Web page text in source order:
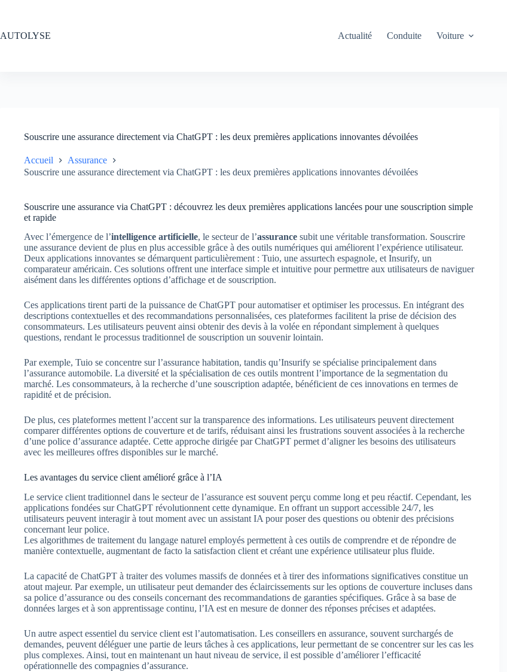
AUTOLYSE
Actualité Conduite Voiture
Souscrire une assurance directement via ChatGPT : les deux premières applications innovantes dévoilées
Accueil
Assurance
Souscrire une assurance directement via ChatGPT : les deux premières applications innovantes dévoilées
Souscrire une assurance via ChatGPT : découvrez les deux premières applications lancées pour une souscription simple
et rapide
Avec l’émergence de l’intelligence artificielle, le secteur de l’assurance subit une véritable transformation. Souscrire
une assurance devient de plus en plus accessible grâce à des outils numériques qui améliorent l’expérience utilisateur.
Deux applications innovantes se démarquent particulièrement : Tuio, une assurtech espagnole, et Insurify, un
comparateur américain. Ces solutions offrent une interface simple et intuitive pour permettre aux utilisateurs de naviguer
aisément dans les différentes options d’affichage et de souscription.
Ces applications tirent parti de la puissance de ChatGPT pour automatiser et optimiser les processus. En intégrant des
descriptions contextuelles et des recommandations personnalisées, ces plateformes facilitent la prise de décision des
consommateurs. Les utilisateurs peuvent ainsi obtenir des devis à la volée en répondant simplement à quelques
questions, rendant le processus traditionnel de souscription un souvenir lointain.
Par exemple, Tuio se concentre sur l’assurance habitation, tandis qu’Insurify se spécialise principalement dans
l’assurance automobile. La diversité et la spécialisation de ces outils montrent l’importance de la segmentation du
marché. Les consommateurs, à la recherche d’une souscription adaptée, bénéficient de ces innovations en termes de
rapidité et de précision.
De plus, ces plateformes mettent l’accent sur la transparence des informations. Les utilisateurs peuvent directement
comparer différentes options de couverture et de tarifs, réduisant ainsi les frustrations souvent associées à la recherche
d’une police d’assurance adaptée. Cette approche dirigée par ChatGPT permet d’aligner les besoins des utilisateurs
avec les meilleures offres disponibles sur le marché.
Les avantages du service client amélioré grâce à l’IA
Le service client traditionnel dans le secteur de l’assurance est souvent perçu comme long et peu réactif. Cependant, les
applications fondées sur ChatGPT révolutionnent cette dynamique. En offrant un support accessible 24/7, les
utilisateurs peuvent interagir à tout moment avec un assistant IA pour poser des questions ou obtenir des précisions
concernant leur police.
Les algorithmes de traitement du langage naturel employés permettent à ces outils de comprendre et de répondre de
manière contextuelle, augmentant de facto la satisfaction client et créant une expérience utilisateur plus fluide.
La capacité de ChatGPT à traiter des volumes massifs de données et à tirer des informations significatives constitue un
atout majeur. Par exemple, un utilisateur peut demander des éclaircissements sur les options de couverture incluses dans
sa police d’assurance ou des conseils concernant des recommandations de garanties spécifiques. Grâce à sa base de
données larges et à son apprentissage continu, l’IA est en mesure de donner des réponses précises et adaptées.
Un autre aspect essentiel du service client est l’automatisation. Les conseillers en assurance, souvent surchargés de
demandes, peuvent déléguer une partie de leurs tâches à ces applications, leur permettant de se concentrer sur les cas les
plus complexes. Ainsi, tout en maintenant un haut niveau de service, il est possible d’améliorer l’efficacité
opérationnelle des compagnies d’assurance.